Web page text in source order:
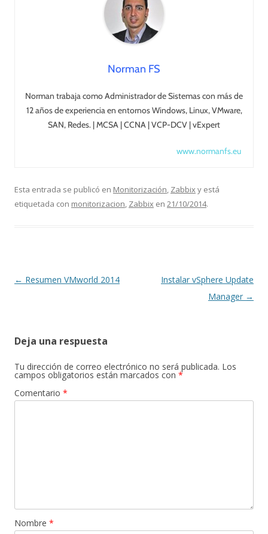
Norman FS
Norman trabaja como Administrador de Sistemas con más de
12 años de experiencia en entornos Windows, Linux, VMware,
SAN, Redes. | MCSA | CCNA | VCP-DCV | vExpert
www.normanfs.eu
Esta entrada se publicó en Monitorización, Zabbixy está
etiquetada con monitorizacion, Zabbix en 21/10/2014.
Navegación
← Resumen VMworld 2014
Instalar vSphere Update
Manager →
Deja una respuesta
Tu dirección de correo electrónico no será publicada. Los
campos obligatorios están marcados con *
Comentario *
Nombre *